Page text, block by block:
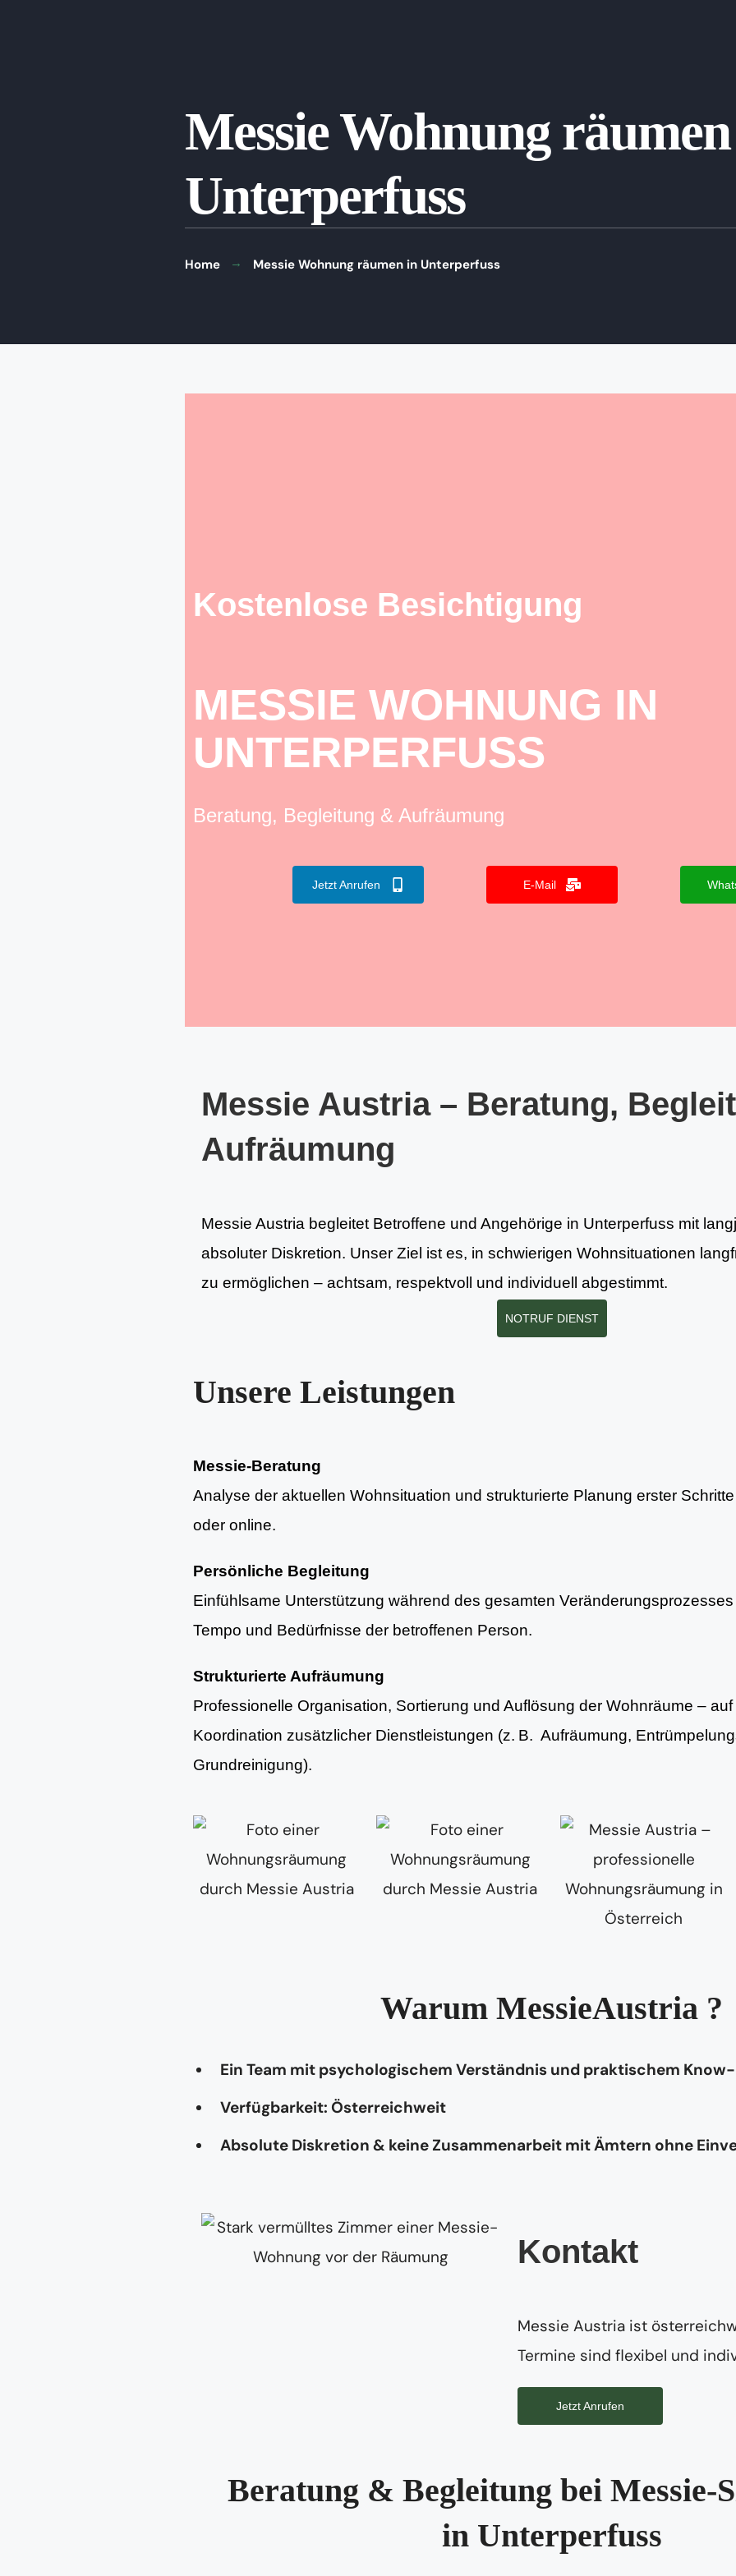
Messie Wohnung
Unterperfuss
Home Messie Wohnung räumen in Unterperfuss
Kostenlose Besichtigung
MESSIE WOHNUNG IN
UNTERPERFUSS
Beratung, Begleitung & Aufräumung
Jetzt Anrufen E-Mail
Messie Austria – Beratung,
Aufräumung
Messie Austria begleitet Betroffene und Angehörige in Unterperfuss mit
absoluter Diskretion. Unser Ziel ist es, in schwierigen Wohnsituationen
zu ermöglichen – achtsam, respektvoll und individuell abgestimmt.
NOTRUF DIENST
Unsere Leistungen
Messie-Beratung
Analyse der aktuellen Wohnsituation und strukturierte Planung erster
oder online.
Persönliche Begleitung
Einfühlsame Unterstützung während des gesamten
Tempo und Bedürfnisse der betroffenen Person.
Strukturierte Aufräumung
Professionelle Organisation, Sortierung und Auflösung der Wohnräume –
Koordination zusätzlicher Dienstleistungen (z. B. Aufräumung,
Grundreinigung).
Warum MessieAustria ?
Ein Team mit psychologischem Verständnis und praktischem
Verfügbarkeit: Österreichweit
Absolute Diskretion & keine Zusammenarbeit mit Ämtern ohne
Kontakt
Messie Austria ist
Termine sind flexibel und
Jetzt Anrufen
Beratung & Begleitung bei Messie-
in Unterperfuss